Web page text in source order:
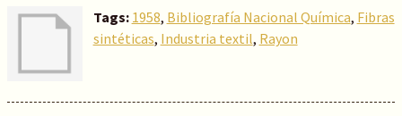
Tags: 1958, Bibliografía Nacional Química, Fibras
sintéticas, Industria textil, Rayon